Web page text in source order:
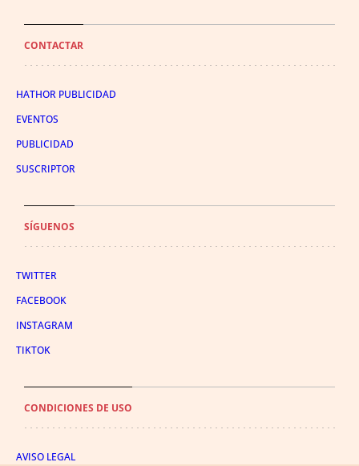
CONTACTAR
HATHOR PUBLICIDAD
EVENTOS
PUBLICIDAD
SUSCRIPTOR
SÍGUENOS
TWITTER
FACEBOOK
INSTAGRAM
TIKTOK
CONDICIONES DE USO
AVISO LEGAL